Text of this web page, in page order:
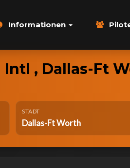
Informationen
, Dallas-Ft
STADT
Dallas-Ft Worth